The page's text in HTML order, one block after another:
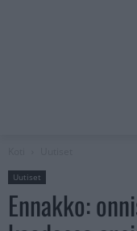
Uutiset
Ennakko: